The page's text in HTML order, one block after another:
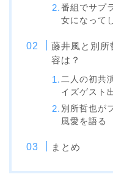
番組でサプ
女になって
藤井風と別所
容は？
二人の初共
イズゲスト
別所哲也が
風愛を語る
まとめ